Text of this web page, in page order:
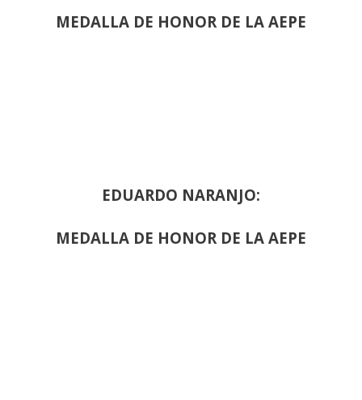
MEDALLA DE HONOR DE LA AEPE
EDUARDO NARANJO:
MEDALLA DE HONOR DE LA AEPE